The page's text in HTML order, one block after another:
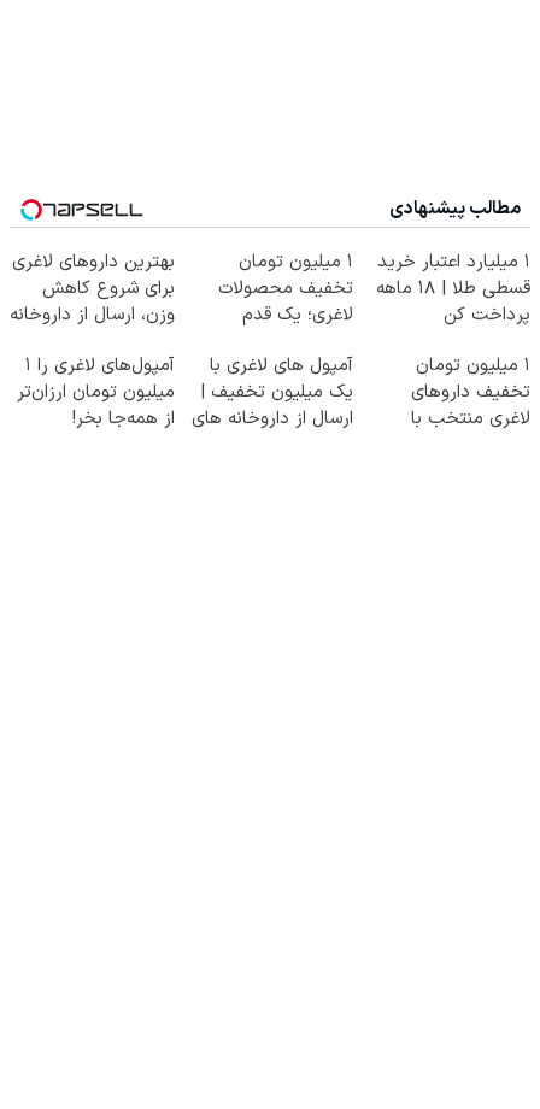
مطالب پیشنهادی
۱ میلیارد اعتبار خرید
قسطی طلا | ۱۸ ماهه
پرداخت کن
۱ میلیون تومان
تخفیف محصولات
لاغری؛ یک قدم
کاهش وزن
بهترین داروهای لاغری
برای شروع کاهش
وزن، ارسال از داروخانه
۱ میلیون تومان
تخفیف داروهای
لاغری منتخب با
آمپول های لاغری با
یک میلیون تخفیف |
ارسال از داروخانه های
آمپول‌های لاغری را ۱
میلیون تومان ارزان‌تر
از همه‌جا بخر!